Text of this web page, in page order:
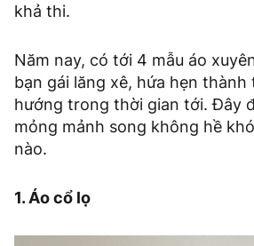
khả thi.
Năm nay, có tới 4 mẫu áo
bạn gái lăng xê, hứa hẹn
hướng trong thời gian tới. Đây
mỏng mảnh song không hề
nào.
1. Áo cổ lọ